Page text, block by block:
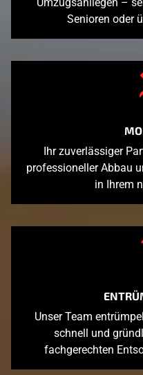
Senioren oder
Ihr zuverlässiger
professioneller Abbau
in Ihrem
Unser Team
schnell und
fachgerechten